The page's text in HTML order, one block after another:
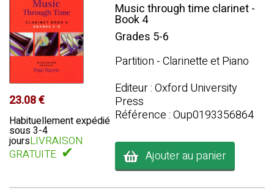
23.08 €
Habituellement expédié
sous 3-4
joursLIVRAISON
GRATUITE ✔
Music through time clarinet -
Book 4
Grades 5-6
Partition - Clarinette et Piano
Editeur : Oxford University
Press
Référence : Oup0193356864
Ajouter au panier